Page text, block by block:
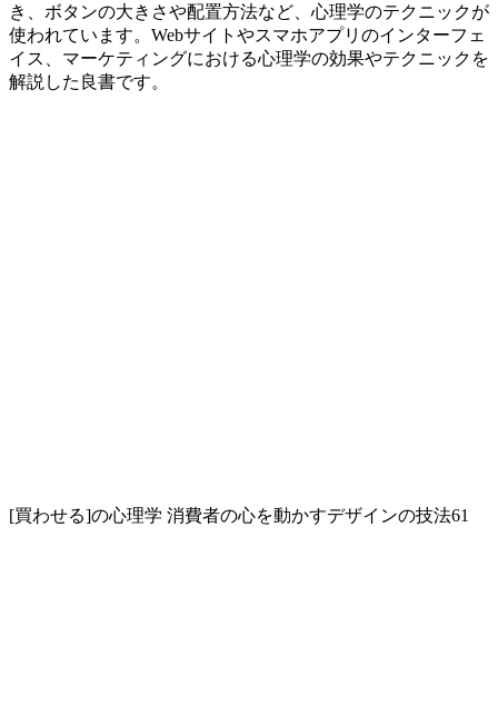
き、ボタンの大きさや配置方法など、心理学のテクニックが
使われています。Webサイトやスマホアプリのインターフェ
イス、マーケティングにおける心理学の効果やテクニックを
解説した良書です。
[買わせる]の心理学 消費者の心を動かすデザインの技法61